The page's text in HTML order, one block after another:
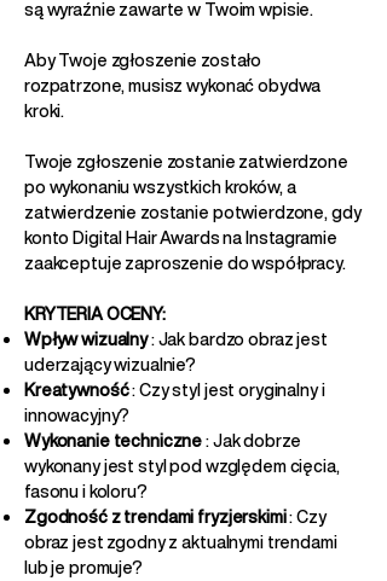
są wyraźnie zawarte w Twoim wpisie.
Aby Twoje zgłoszenie zostało
rozpatrzone, musisz wykonać obydwa
kroki.
Twoje zgłoszenie zostanie zatwierdzone
po wykonaniu wszystkich kroków, a
zatwierdzenie zostanie potwierdzone, gdy
konto Digital Hair Awards na Instagramie
zaakceptuje zaproszenie do współpracy.
KRYTERIA OCENY:
Wpływ wizualny: Jak bardzo obraz jest
uderzający wizualnie?
Kreatywność: Czy styl jest oryginalny i
innowacyjny?
Wykonanie techniczne: Jak dobrze
wykonany jest styl pod względem cięcia,
fasonu i koloru?
Zgodność z trendami fryzjerskimi: Czy
obraz jest zgodny z aktualnymi trendami
lub je promuje?